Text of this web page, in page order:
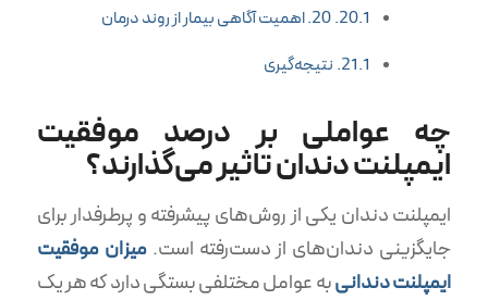
20. اهمیت آگاهی بیمار از روند درمان
نتیجه‌گیری
چه عواملی بر درصد موفقیت
ایمپلنت دندان تاثیر می‌گذارند؟
ایمپلنت دندان یکی از روش‌های پیشرفته و پرطرفدار برای
جایگزینی دندان‌های از دست‌رفته است.میزان موفقیت
ایمپلنت دندانیبه عوامل مختلفی بستگی دارد که هر یک